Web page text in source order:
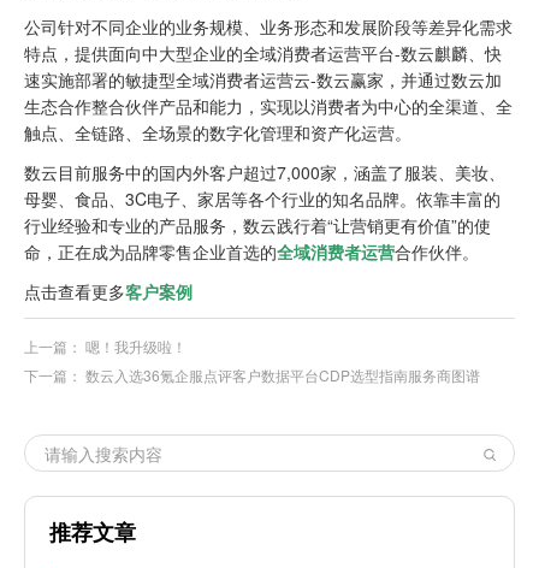
公司针对不同企业的业务规模、业务形态和发展阶段等差异化需求
特点，提供面向中大型企业的全域消费者运营平台-数云麒麟、快
速实施部署的敏捷型全域消费者运营云-数云赢家，并通过数云加
生态合作整合伙伴产品和能力，实现以消费者为中心的全渠道、全
触点、全链路、全场景的数字化管理和资产化运营。
数云目前服务中的国内外客户超过7,000家，涵盖了服装、美妆、
母婴、食品、3C电子、家居等各个行业的知名品牌。依靠丰富的
行业经验和专业的产品服务，数云践行着“让营销更有价值”的使
命，正在成为品牌零售企业首选的全域消费者运营合作伙伴。
点击查看更多客户案例
上一篇： 嗯！我升级啦！
下一篇： 数云入选36氪企服点评客户数据平台CDP选型指南服务商图谱
推荐文章